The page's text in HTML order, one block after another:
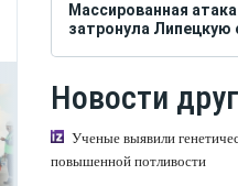
Массированная
затронула Липецкую
Новости
Ученые выявили
повышенной потливости